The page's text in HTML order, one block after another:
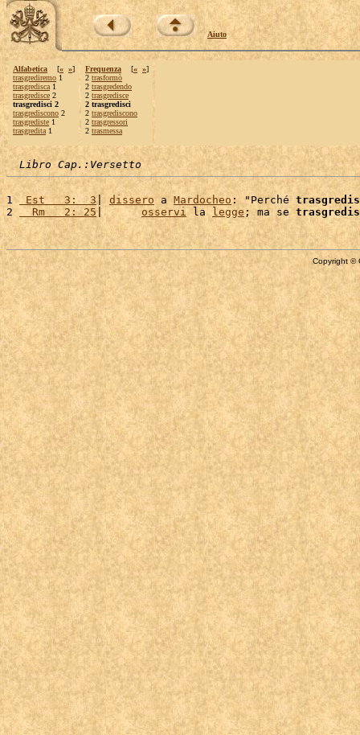
Aiuto
Alfabetica [« »]
trasgrediremo 1
trasgredisca 1
trasgredisce 2
trasgredisci 2
trasgrediscono 2
trasgrediste 1
trasgredita 1
Frequenza [« »]
2 trasformò
2 trasgredendo
2 trasgredisce
2 trasgredisci
2 trasgrediscono
2 trasgressori
2 trasmessa
Libro Cap.:Versetto
1 Est   3:  3| dissero a Mardocheo : "Perché
2
  Rm   2: 25
| osservi la legge ; ma se
Copyright ©